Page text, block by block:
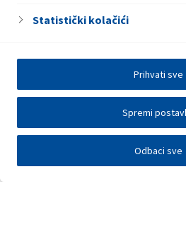
Statistički kolačići
Odbaci sve
Spremi
Prihvati sve